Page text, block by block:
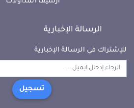
الرسالة الإخبارية
للإشتراك في الرسالة الإخبارية
تسجيل